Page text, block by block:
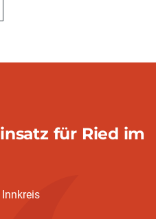
für Ried im